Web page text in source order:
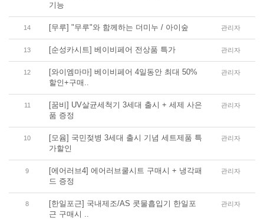
기능
14 [무루] "무루"와 함께하는 더미누 / 아이숲 관리자
13 [순성카시트] 베이비페어 전상품 특가 관리자
12
[와이엠마마] 베이비페어 4일동안 최대 50%
할인+구매..
관리자
11
[꿈비] UV살균세척기 3세대 출시 + 세제 사은
품 증정
관리자
10
[모윰] 국민젖병 3세대 출시 기념 세트제품 특
가할인
관리자
9
[에어러브4] 에어러브쿨시트 구매시 + 냉각패
드 증정
관리자
8
[한일포근] 국내제조/AS 콧물흡입기 한일포
근 구매시 ..
관리자